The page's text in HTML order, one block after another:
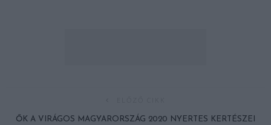
ŐK A VIRÁGOS MAGYARORSZÁG 2020 NYERTES KERTÉSZEI